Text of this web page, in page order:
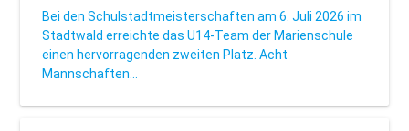
Bei den Schulstadtmeisterschaften am 6. Juli 2026 im
Stadtwald erreichte das U14-Team der Marienschule
einen hervorragenden zweiten Platz. Acht
Mannschaften…